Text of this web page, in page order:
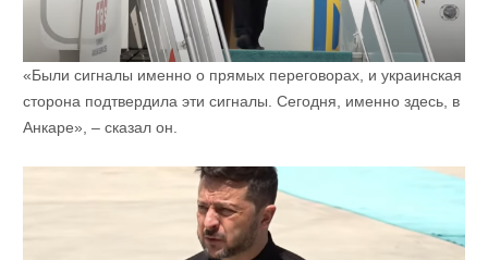
«Были сигналы именно о прямых переговорах, и украинская
сторона подтвердила эти сигналы. Сегодня, именно здесь, в
Анкаре», – сказал он.